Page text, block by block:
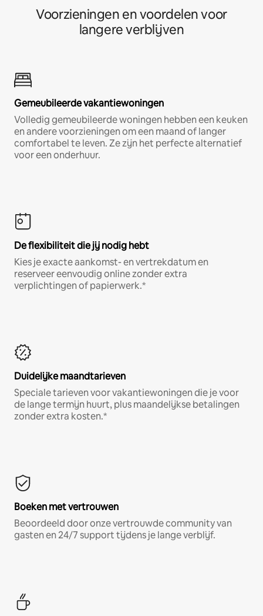
Voorzieningen en voordelen voor
langere verblijven
Gemeubileerde vakantiewoningen
Volledig gemeubileerde woningen hebben een keuken
en andere voorzieningen om een maand of langer
comfortabel te leven. Ze zijn het perfecte alternatief
voor een onderhuur.
De flexibiliteit die jij nodig hebt
Kies je exacte aankomst- en vertrekdatum en
reserveer eenvoudig online zonder extra
verplichtingen of papierwerk.*
Duidelijke maandtarieven
Speciale tarieven voor vakantiewoningen die je voor
de lange termijn huurt, plus maandelijkse betalingen
zonder extra kosten.*
Boeken met vertrouwen
Beoordeeld door onze vertrouwde community van
gasten en 24/7 support tijdens je lange verblijf.